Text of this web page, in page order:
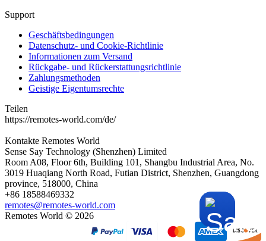
Support
Geschäftsbedingungen
Datenschutz- und Cookie-Richtlinie
Informationen zum Versand
Rückgabe- und Rückerstattungsrichtlinie
Zahlungsmethoden
Geistige Eigentumsrechte
Teilen
https://remotes-world.com/de/
Kontakte Remotes World
Sense Say Technology (Shenzhen) Limited
Room A08, Floor 6th, Building 101, Shangbu Industrial Area, No.
3019 Huaqiang North Road, Futian District, Shenzhen, Guangdong
province, 518000, China
+86 18588469332
remotes@remotes-world.com
Remotes World © 2026